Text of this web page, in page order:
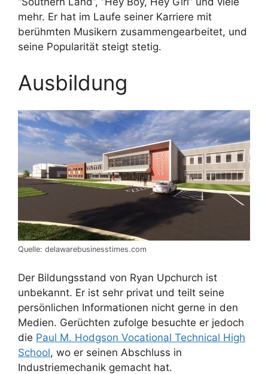
mehr. Er hat im Laufe seiner Karriere mit
berühmten Musikern zusammengearbeitet, und
seine Popularität steigt stetig.
Ausbildung
Quelle: delawarebusinesstimes.com
Der Bildungsstand von Ryan Upchurch ist
unbekannt. Er ist sehr privat und teilt seine
persönlichen Informationen nicht gerne in den
Medien. Gerüchten zufolge besuchte er jedoch
die Paul M. Hodgson Vocational Technical High
School, wo er seinen Abschluss in
Industriemechanik gemacht hat.